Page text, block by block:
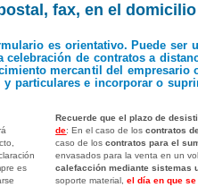
fax, en el
es orientativo. Puede ser
de contratos a
mercantil del
particulares e incorporar o
es
Recuerde que el plazo de
de: En el caso de loscontratos
caso de loscontratos para el
envasados para la venta en un
calefacción mediante sistemas
soporte material,el día en que